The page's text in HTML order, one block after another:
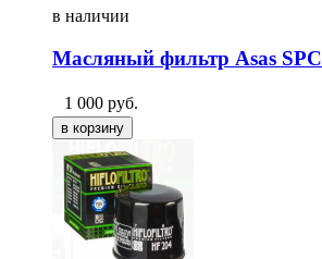
в наличии
Масляный фильтр Asas
1 000 руб.